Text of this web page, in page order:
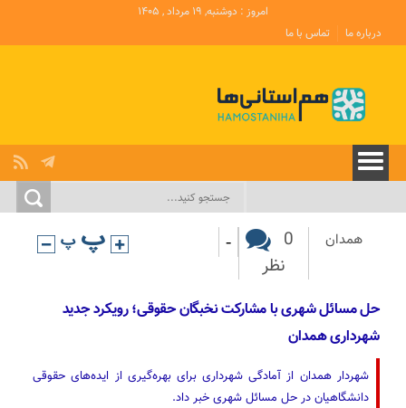
امروز : دوشنبه, ۱۹ مرداد , ۱۴۰۵
درباره ما
تماس با ما
همدان
0
نظر
-
حل مسائل شهری با مشارکت نخبگان حقوقی؛ رویکرد جدید
شهرداری همدان
شهردار همدان از آمادگی شهرداری برای بهره‌گیری از ایده‌های حقوقی
دانشگاهیان در حل مسائل شهری خبر داد.